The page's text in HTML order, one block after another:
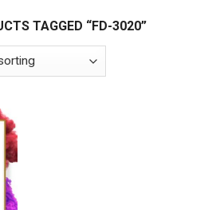
TAGGED “FD-3020”